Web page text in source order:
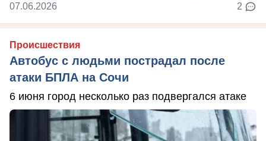
07.06.2026 2
Происшествия
Автобус с людьми пострадал после
атаки БПЛА на Сочи
6 июня город несколько раз подвергался атаке